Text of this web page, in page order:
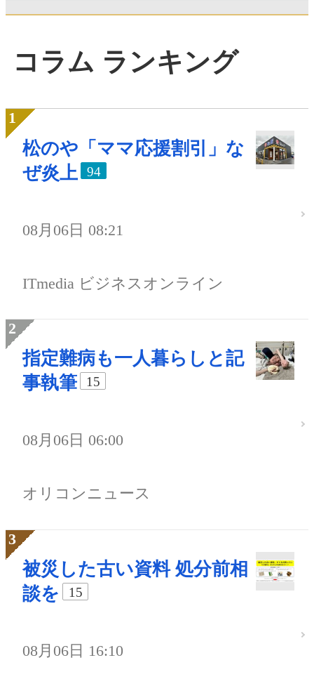
コラム ランキング
松のや「ママ応援割引」な
ぜ炎上
94
08月06日 08:21
ITmedia ビジネスオンライン
指定難病も一人暮らしと記
事執筆
15
08月06日 06:00
オリコンニュース
被災した古い資料 処分前相
談を
15
08月06日 16:10